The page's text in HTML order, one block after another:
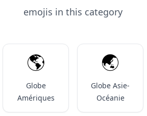
emojis in this category
🌎️
Globe
Amériques
🌏️
Globe Asie-
Océanie